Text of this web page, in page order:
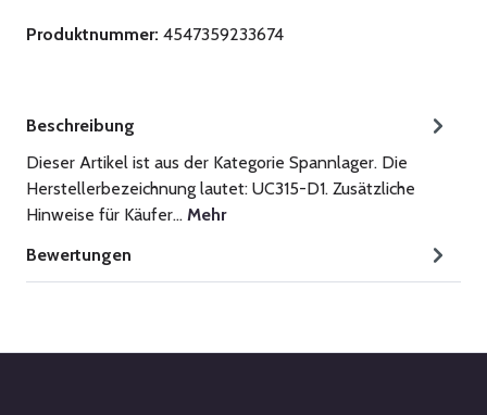
Produktnummer: 4547359233674
Beschreibung
Dieser Artikel ist aus der Kategorie Spannlager. Die
Herstellerbezeichnung lautet: UC315-D1. Zusätzliche
Hinweise für Käufer… Mehr
Bewertungen